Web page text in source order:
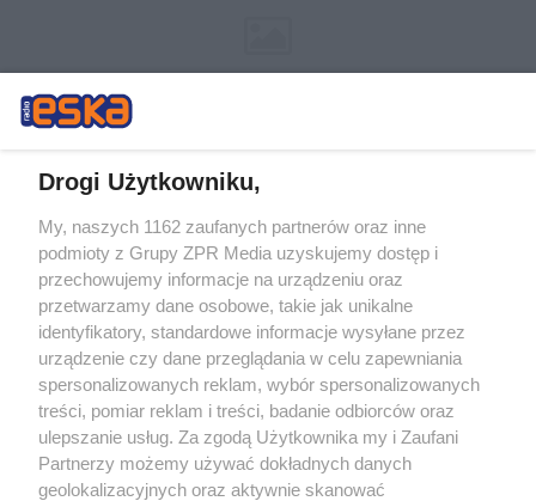
Żaden utwór zamieszczony w serwisie nie może być powielany i
rozpowszechniany lub dalej rozpowszechniany w jakikolwiek sposób (w
tym także elektroniczny lub mechaniczny) na jakimkolwiek polu
eksploatacji w jakiejkolwiek formie, włącznie z umieszczaniem w
Internecie bez pisemnej zgody właściciela praw. Jakiekolwiek użycie lub
wykorzystanie utworów w całości lub w części z naruszeniem prawa,
tzn. bez właściwej zgody, jest zabronione pod groźbą kary i może być
ścigane prawnie.
Drogi Użytkowniku,
My, naszych 1162 zaufanych partnerów oraz inne
podmioty z Grupy ZPR Media uzyskujemy dostęp i
przechowujemy informacje na urządzeniu oraz
przetwarzamy dane osobowe, takie jak unikalne
identyfikatory, standardowe informacje wysyłane przez
urządzenie czy dane przeglądania w celu zapewniania
spersonalizowanych reklam, wybór spersonalizowanych
treści, pomiar reklam i treści, badanie odbiorców oraz
ulepszanie usług. Za zgodą Użytkownika my i Zaufani
Partnerzy możemy używać dokładnych danych
geolokalizacyjnych oraz aktywnie skanować